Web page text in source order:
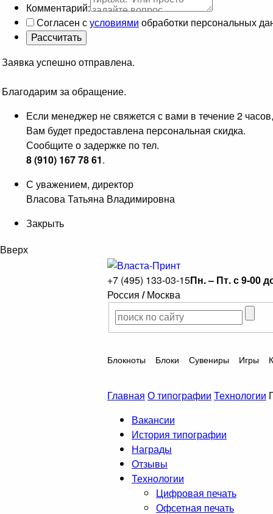
Комментарий:
Согласен сусловиями обработки персональных
Заявка успешно отправлена.
Благодарим за обращение.
Если менеджер не свяжется с вами в течение 2 часов,
Вам будет предоставлена персональная скидка.
Сообщите о задержке по тел.
8 (910) 167 78 61.
С уважением, директор
Власова Татьяна Владимировна
Закрыть
Вверх
+7 (495) 133-03-15Пн. – Пт. с 9-00
Россия / Москва
Блокноты Блоки Сувениры Игры
Главная О типографии Технологии
Вакансии
История типографии
Награды
Отзывы
Технологии
Цифровая печать
Офсетная печать